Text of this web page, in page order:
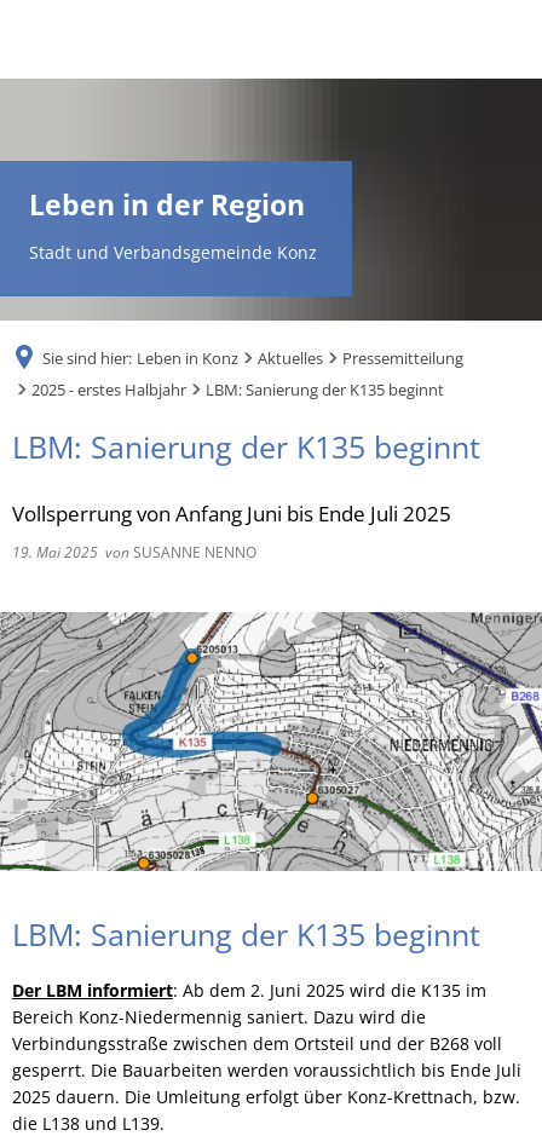
FR
TR
UK
Leben in der Region
Stadt und Verbandsgemeinde Konz
Sie sind hier: Leben in Konz Aktuelles
Pressemitteilung
2025 - erstes Halbjahr
LBM: Sanierung der K135 beginnt
LBM: Sanierung der K135 beginnt
Vollsperrung von Anfang Juni bis Ende Juli 2025
19. Mai 2025 vonSUSANNE NENNO
LBM: Sanierung der K135 beginnt
Der LBM informiert: Ab dem 2. Juni 2025 wird die K135 im
Bereich Konz-Niedermennig saniert. Dazu wird die
Verbindungsstraße zwischen dem Ortsteil und der B268 voll
gesperrt. Die Bauarbeiten werden voraussichtlich bis Ende Juli
2025 dauern. Die Umleitung erfolgt über Konz-Krettnach, bzw.
die L138 und L139.